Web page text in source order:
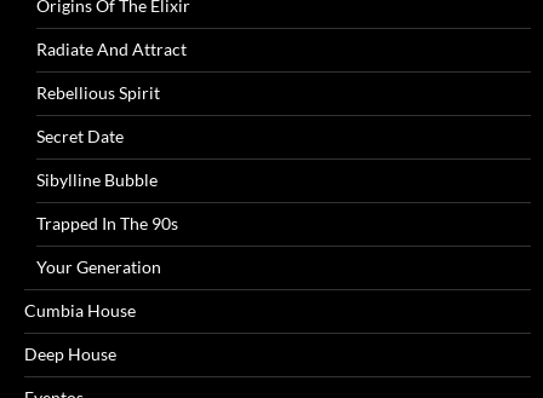
Origins Of The Elixir
Radiate And Attract
Rebellious Spirit
Secret Date
Sibylline Bubble
Trapped In The 90s
Your Generation
Cumbia House
Deep House